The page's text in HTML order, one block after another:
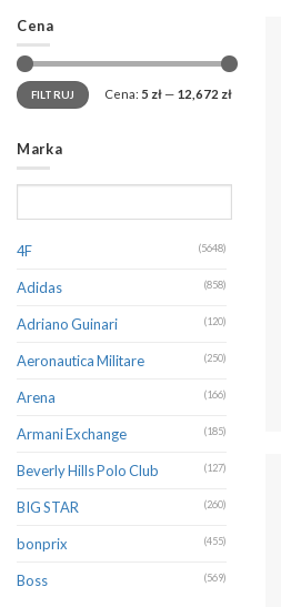
Cena
FILTRUJ Cena: 5 zł — 12,672 zł
Marka
4F (5648)
Adidas (858)
Adriano Guinari (120)
Aeronautica Militare (250)
Arena (166)
Armani Exchange (185)
Beverly Hills Polo Club (127)
BIG STAR (260)
bonprix (455)
Boss (569)